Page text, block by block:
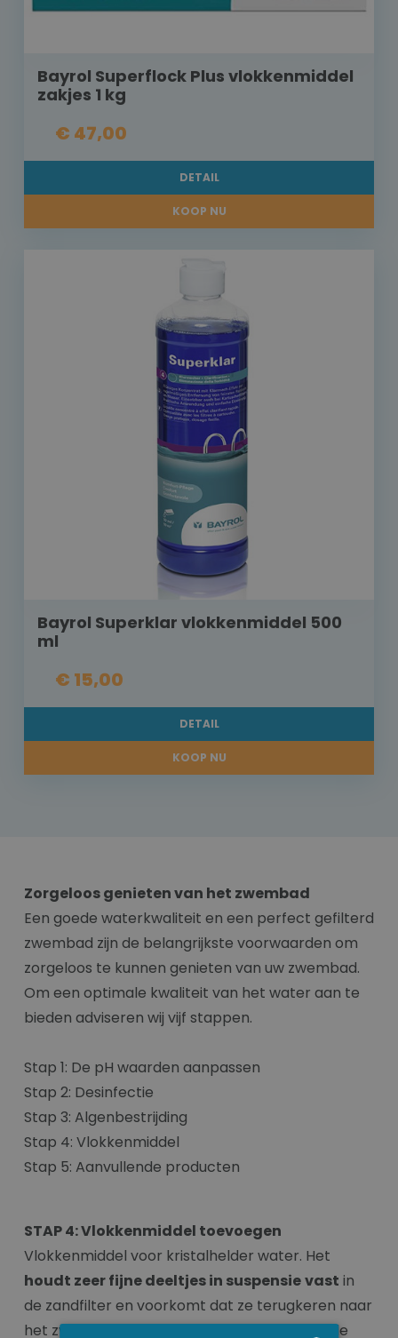
Bayrol Superflock Plus vlokkenmiddel
zakjes 1 kg
€ 47,00
DETAIL
KOOP NU
Bayrol Superklar vlokkenmiddel 500
ml
€ 15,00
DETAIL
KOOP NU
Zorgeloos genieten van het zwembad
Een goede waterkwaliteit en een perfect gefilterd
zwembad zijn de belangrijkste voorwaarden om
zorgeloos te kunnen genieten van uw zwembad.
Om een optimale kwaliteit van het water aan te
bieden adviseren wij vijf stappen.
Stap 1: De pH waarden aanpassen
Stap 2: Desinfectie
Stap 3: Algenbestrijding
Stap 4: Vlokkenmiddel
Stap 5: Aanvullende producten
STAP 4: Vlokkenmiddel toevoegen
Vlokkenmiddel voor kristalhelder water. Het
houdt zeer fijne deeltjes in suspensievast in
de zandfilter en voorkomt dat ze terugkeren naar
het zwembad. Deze deeltjes worden tijdens de